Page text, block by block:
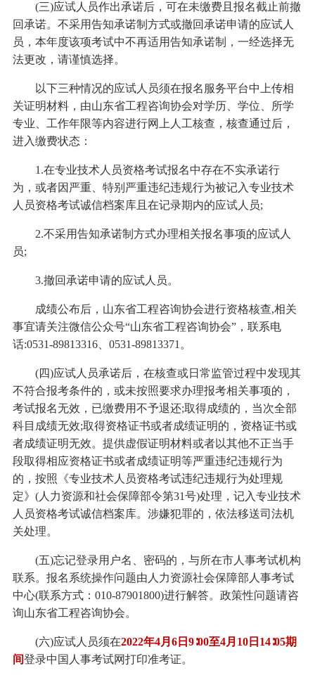
(三)应试人员作出承诺后，可在未缴费且报名截止前撤
回承诺。不采用告知承诺制方式或撤回承诺申请的应试人
员，本年度该项考试中不再适用告知承诺制，一经选择无
法更改，请谨慎选择。
以下三种情况的应试人员须在报名服务平台中上传相
关证明材料，由山东省工程咨询协会对学历、学位、所学
专业、工作年限等内容进行网上人工核查，核查通过后，
进入缴费状态：
1.在专业技术人员资格考试报名中存在不实承诺行
为，或者因严重、特别严重违纪违规行为被记入专业技术
人员资格考试诚信档案库且在记录期内的应试人员;
2.不采用告知承诺制方式办理相关报名事项的应试人
员;
3.撤回承诺申请的应试人员。
成绩公布后，山东省工程咨询协会进行资格核查,相关
事宜请关注微信公众号“山东省工程咨询协会”，联系电
话:0531-89813316、0531-89813371。
(四)应试人员承诺后，在核查或日常监管过程中发现其
不符合报考条件的，或未按照要求办理报考相关事项的，
考试报名无效，已缴费用不予退还;取得成绩的，当次全部
科目成绩无效;取得资格证书或者成绩证明的，资格证书或
者成绩证明无效。提供虚假证明材料或者以其他不正当手
段取得相应资格证书或者成绩证明等严重违纪违规行为
的，按照《专业技术人员资格考试违纪违规行为处理规
定》(人力资源和社会保障部令第31号)处理，记入专业技术
人员资格考试诚信档案库。涉嫌犯罪的，依法移送司法机
关处理。
(五)忘记登录用户名、密码的，与所在市人事考试机构
联系。报名系统操作问题由人力资源社会保障部人事考试
中心(联系方式：010-87901800)进行解答。政策性问题请咨
询山东省工程咨询协会。
(六)应试人员须在2022年4月6日9∶00至4月10日14∶05期
间登录中国人事考试网打印准考证。